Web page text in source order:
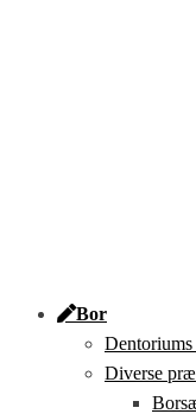
Bor
Diverse